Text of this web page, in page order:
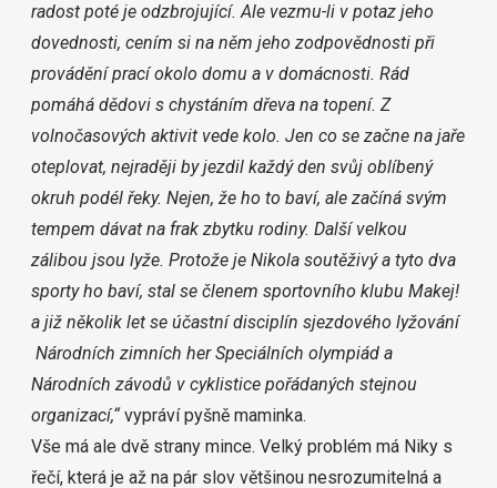
radost poté je odzbrojující. Ale vezmu-li v potaz jeho
dovednosti, cením si na něm jeho zodpovědnosti při
provádění prací okolo domu a v domácnosti. Rád
pomáhá dědovi s chystáním dřeva na topení. Z
volnočasových aktivit vede kolo. Jen co se začne na jaře
oteplovat, nejraději by jezdil každý den svůj oblíbený
okruh podél řeky. Nejen, že ho to baví, ale začíná svým
tempem dávat na frak zbytku rodiny. Další velkou
zálibou jsou lyže. Protože je Nikola soutěživý a tyto dva
sporty ho baví, stal se členem sportovního klubu Makej!
a již několik let se účastní disciplín sjezdového lyžování
Národních zimních her Speciálních olympiád a
Národních závodů v cyklistice pořádaných stejnou
organizací,“vypráví pyšně maminka.
Vše má ale dvě strany mince. Velký problém má Niky s
řečí, která je až na pár slov většinou nesrozumitelná a